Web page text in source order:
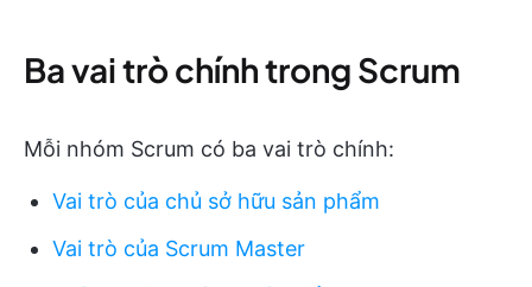
Ba vai trò chính trong Scrum
Mỗi nhóm Scrum có ba vai trò chính:
Vai trò của chủ sở hữu sản phẩm
Vai trò của Scrum Master